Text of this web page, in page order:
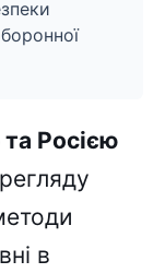
Росією
в